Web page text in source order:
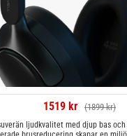
1519 kr (1899 kr)
ljudkvalitet med djup bas